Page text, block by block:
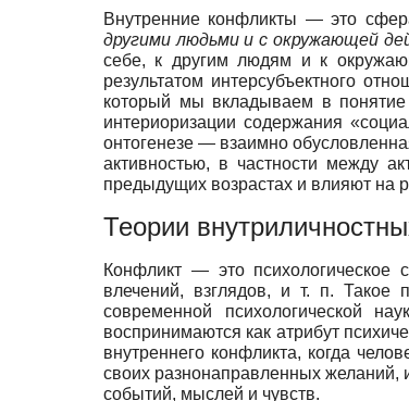
Внутренние конфликты — это
другими людьми и с окружающей
себе, к другим людям и к
результатом интерсубъектного
который мы вкладываем в понятие
интериоризации содержания
онтогенезе — взаимно
активностью, в частности между
предыдущих возрастах и влияют на
Теории
Конфликт — это психологическое
влечений, взглядов, и т. п. Такое
современной психологической
воспринимаются как атрибут
внутреннего конфликта, когда
своих разнонаправленных желаний,
событий, мыслей и чувств.